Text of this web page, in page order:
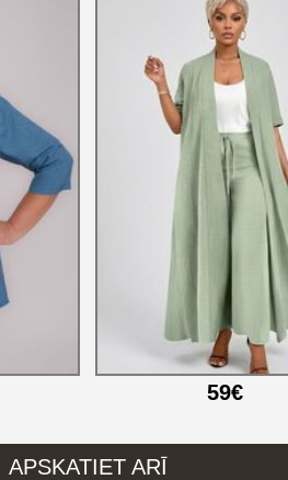
59€
APSKATIET ARĪ